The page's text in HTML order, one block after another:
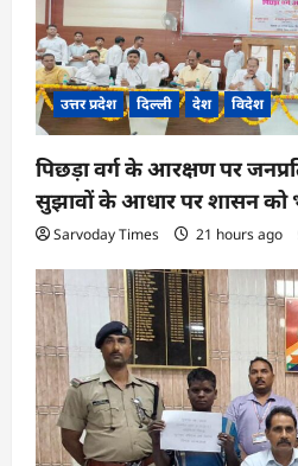
उत्तर प्रदेश दिल्ली देश विदेश
पिछड़ा वर्ग के आरक्षण पर
सुझावों के आधार पर शासन को
Sarvoday Times 21 hours ago